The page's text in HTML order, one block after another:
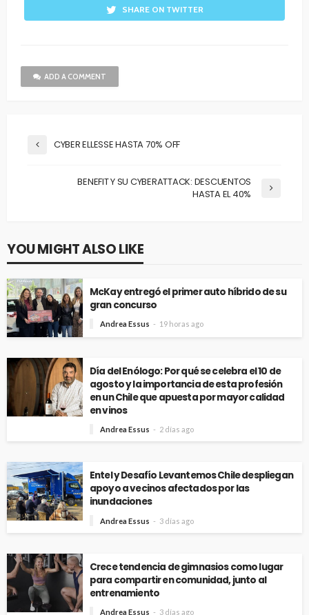
SHARE ON TWITTER
ADD A COMMENT
CYBER ELLESSE HASTA 70% OFF
BENEFIT Y SU CYBERATTACK: DESCUENTOS
HASTA EL 40%
YOU MIGHT ALSO LIKE
McKay entregó el primer auto híbrido de su
gran concurso
Andrea Essus 19 horas ago
Día del Enólogo: Por qué se celebra el 10 de
agosto y la importancia de esta profesión
en un Chile que apuesta por mayor calidad
en vinos
Andrea Essus 2 días ago
Entel y Desafío Levantemos Chile despliegan
apoyo a vecinos afectados por las
inundaciones
Andrea Essus 3 días ago
Crece tendencia de gimnasios como lugar
para compartir en comunidad, junto al
entrenamiento
Andrea Essus 3 días ago